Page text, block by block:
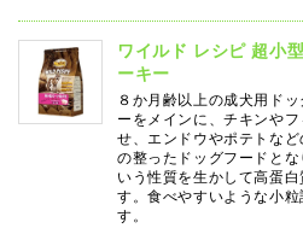
ワイルド レシピ 超小
ーキー
８か月齢以上の成犬用ド
ーをメインに、チキンや
せ、エンドウやポテトな
の整ったドッグフードと
いう性質を生かして高蛋
す。食べやすいような小
す。